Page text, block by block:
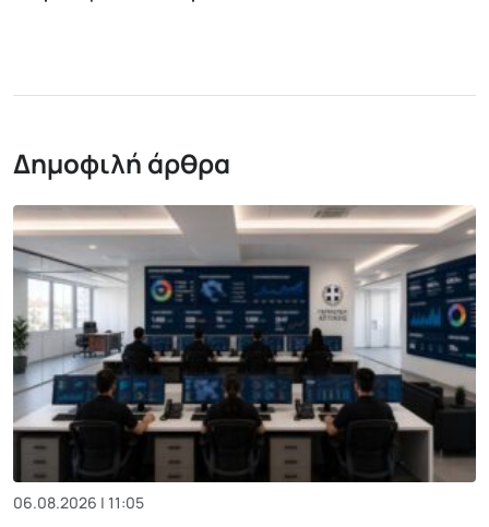
Δημοφιλή άρθρα
06.08.2026 | 11:05